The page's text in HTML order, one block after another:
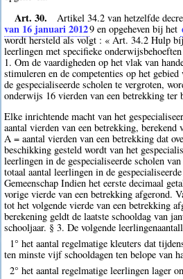
Art. 30. Artikel 34.2 van hetzelfde
van 16 januari 20129 en opgeheven bij het
wordt hersteld als volgt : « Art. 34.2 Hulp
leerlingen met specifieke
1. Om de vaardigheden op het vlak van
stimuleren en de competenties op het
de gespecialiseerde scholen te vergroten,
onderwijs 16 vierden van een betrekking ter
Elke inrichtende macht van het
aantal vierden van een betrekking,
A = aantal vierden van een betrekking dat
beschikking gesteld wordt van het
leerlingen in de gespecialiseerde scholen
totaal aantal leerlingen in de
Gemeenschap Indien het eerste decimaal
vorige vierde van een betrekking afgerond.
tot het volgende vierde van een betrekking
berekening geldt de laatste schooldag van
schooljaar. § 3. De volgende
1° het aantal regelmatige kleuters dat
ten minste vijf schooldagen ten belope van
2° het aantal regelmatige leerlingen lager